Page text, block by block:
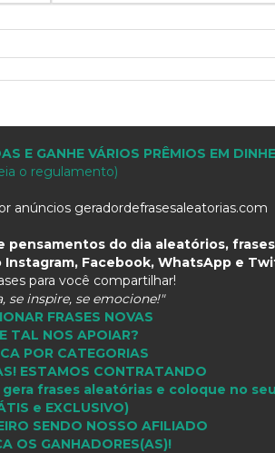
E GANHE VÁRIOS PRÊMIOS EM
o regulamento)
anúncios geradordefrasesaleatorias.com
pensamentos do dia aleatórios,
Facebook, WhatsApp e
para você compartilhar!
se inspire, se emocione!"
FRASES NOVAS
TAL NOS APOIAR?
POR CATEGORIAS
ESTAMOS CONTRATANDO
frases aleatórias e coloque no
e EXCLUSIVO)
SENDO NOSSO AFILIADO
OS GANHADORES(AS)!